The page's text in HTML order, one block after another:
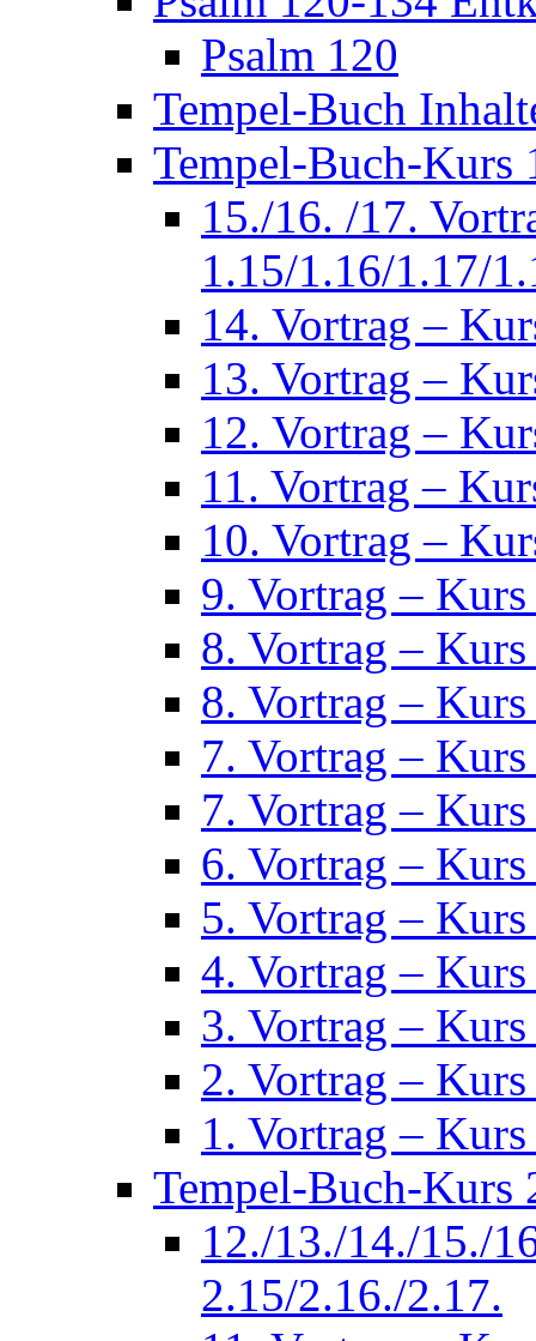
Psalm 120
Tempel-Buch
Tempel-Buch-Kurs
15./16. /17.
1.15/1.16/1.17/
14. Vortrag –
13. Vortrag –
12. Vortrag –
11. Vortrag –
10. Vortrag –
9. Vortrag –
8. Vortrag –
8. Vortrag –
7. Vortrag –
7. Vortrag –
6. Vortrag –
5. Vortrag –
4. Vortrag –
3. Vortrag –
2. Vortrag –
1. Vortrag –
Tempel-Buch-Kurs
12./13./14./15./
2.15/2.16./2.17.